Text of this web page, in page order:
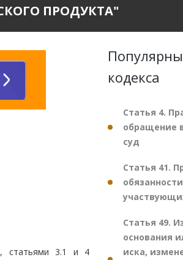
ПРОДУКТА"
статьями 3.1 и 4
кодекса
Статья 4.
обращение
суд
Статья 41.
Статья 49.
основания
иска,